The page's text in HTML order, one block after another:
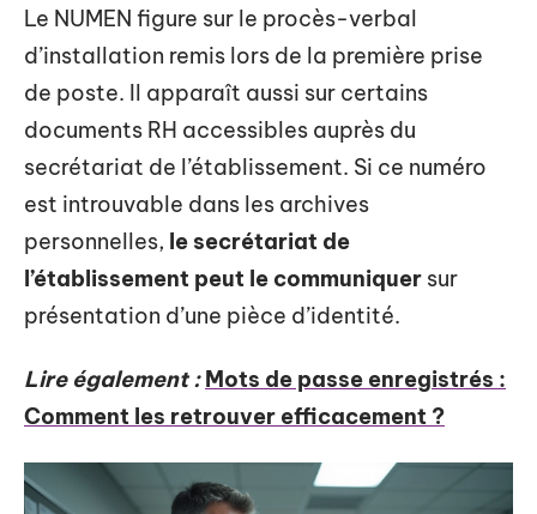
Le NUMEN figure sur le procès-verbal
d’installation remis lors de la première prise
de poste. Il apparaît aussi sur certains
documents RH accessibles auprès du
secrétariat de l’établissement. Si ce numéro
est introuvable dans les archives
personnelles, le secrétariat de
l’établissement peut le communiquer sur
présentation d’une pièce d’identité.
Lire également : Mots de passe enregistrés :
Comment les retrouver efficacement ?